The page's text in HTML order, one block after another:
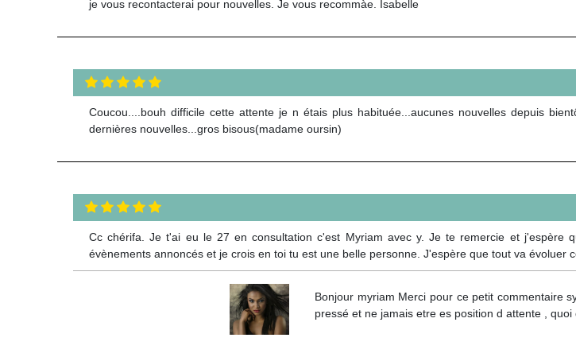
je vous recontacterai pour nouvelles. Je vous recommàe. Isabelle
Coucou....bouh difficile cette attente je n étais plus habituée...aucunes nouvelles depuis
dernières nouvelles...gros bisous(madame oursin)
Cc chérifa. Je t'ai eu le 27 en consultation c'est Myriam avec y. Je te remercie et j'espère
évènements annoncés et je crois en toi tu est une belle personne. J'espère que tout va évoluer
Bonjour myriam Merci pour ce petit commentaire
pressé et ne jamais etre es position d attente ,